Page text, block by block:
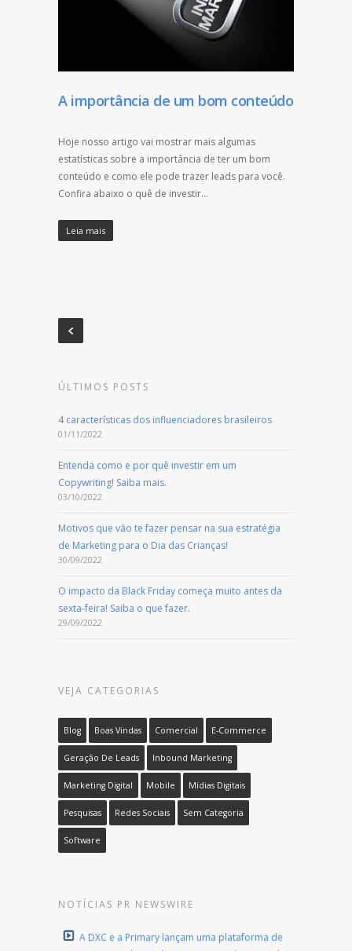
A importância de um bom conteúdo
Hoje nosso artigo vai mostrar mais algumas
estatísticas sobre a importância de ter um bom
conteúdo e como ele pode trazer leads para você.
Confira abaixo o quê de investir…
Leia mais
ÚLTIMOS POSTS
4 características dos influenciadores brasileiros
01/11/2022
Entenda como e por quê investir em um
Copywriting! Saiba mais.
03/10/2022
Motivos que vão te fazer pensar na sua estratégia
de Marketing para o Dia das Crianças!
30/09/2022
O impacto da Black Friday começa muito antes da
sexta-feira! Saiba o que fazer.
29/09/2022
VEJA CATEGORIAS
Blog Boas Vindas Comercial E-Commerce
Geração De Leads Inbound Marketing
Marketing Digital Mobile Mídias Digitais
Pesquisas Redes Sociais Sem Categoria
Software
NOTÍCIAS PR NEWSWIRE
A DXC e a Primary lançam uma plataforma de